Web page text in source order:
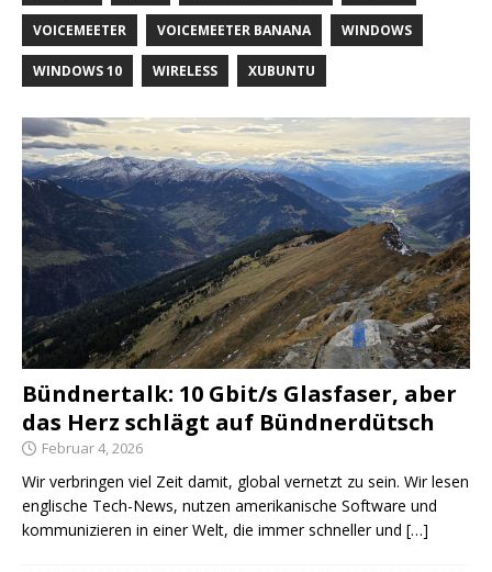
VOICEMEETER VOICEMEETER BANANA WINDOWS
WINDOWS 10 WIRELESS XUBUNTU
Bündnertalk: 10 Gbit/s Glasfaser, aber
das Herz schlägt auf Bündnerdütsch
Februar 4, 2026
Wir verbringen viel Zeit damit, global vernetzt zu sein. Wir lesen
englische Tech-News, nutzen amerikanische Software und
kommunizieren in einer Welt, die immer schneller und […]